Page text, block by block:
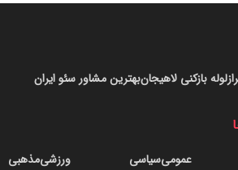
بهترین مشاور سئو ایرانلوله بازکنی لاهیجان
سیاسیعمومی
مذهبیورزشی